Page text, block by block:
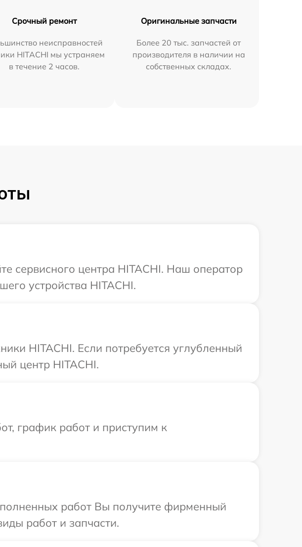
Срочный ремонт
неисправностей
HITACHI мы устраняем
в течение 2 часов.
Оригинальные запчасти
Более 20 тыс. запчастей от
производителя в наличии на
собственных складах.
сервисного центра HITACHI. Наш оператор
устройства HITACHI.
HITACHI. Если потребуется углубленный
центр HITACHI.
график работ и приступим к
работ Вы получите фирменный
работ и запчасти.